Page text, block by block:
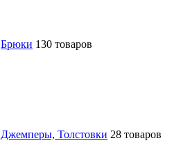
Брюки 130 товаров
Джемперы, Толстовки 28 товаров